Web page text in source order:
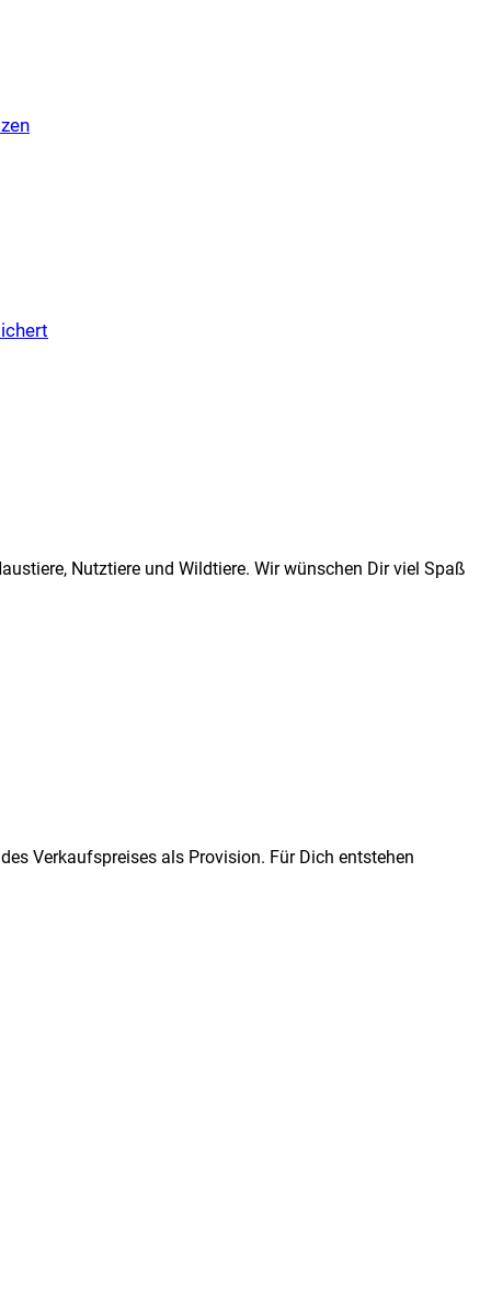
Nutztiere und Wildtiere. Wir wünschen Dir viel Spaß
Verkaufspreises als Provision. Für Dich entstehen